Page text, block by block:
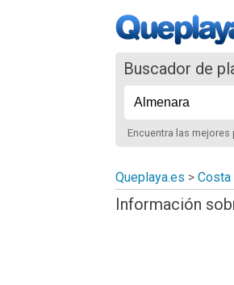
Buscador de
Encuentra las mejores
Queplaya.es > Costa
Información